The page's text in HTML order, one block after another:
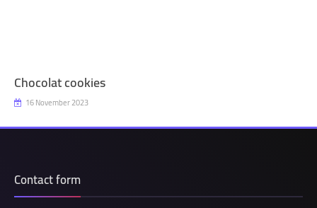
Chocolat cookies
16 November 2023
Contact form